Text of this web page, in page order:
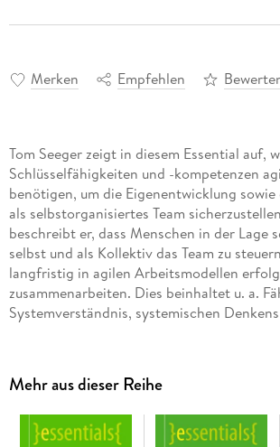
Merken Empfehlen
Tom Seeger zeigt in diesem Essential auf,
Schlüsselfähigkeiten und -kompetenzen
benötigen, um die Eigenentwicklung
als selbstorganisiertes Team
beschreibt er, dass Menschen in der Lage
selbst und als Kollektiv das Team zu
langfristig in agilen Arbeitsmodellen
zusammenarbeiten. Dies beinhaltet u. a.
Systemverständnis, systemischen
Mehr aus dieser Reihe